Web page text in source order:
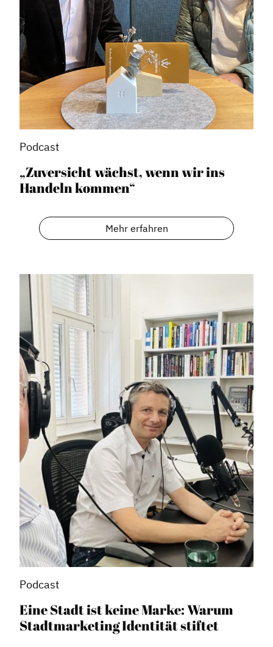
Mitglieder
Vorteile für Mitglieder
Veranstaltungen
Formate
Stadtmarketing
Handlungsräume
Netzwerkmanagement
Stadtraumgestaltung
Projektmanagement
Datenmanagement
Serviceleistungen
Service
Blog
Podcast
News
Informiert bleiben
Presse
Mosaik
Expertenwissen
Podcast
„Zuversicht wächst, wenn wir ins
Handeln kommen“
Mehr erfahren
Podcast
Eine Stadt ist keine Marke: Warum
Stadtmarketing Identität stiftet